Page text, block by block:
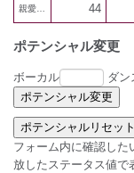
親愛600 44
ポテンシャル変更
ボーカル ダン
フォーム内に確認した
放したステータス値で